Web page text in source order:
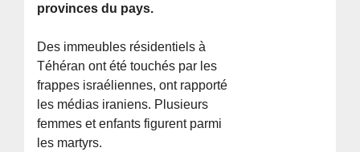
provinces du pays.
Des immeubles résidentiels à
Téhéran ont été touchés par les
frappes israéliennes, ont rapporté
les médias iraniens. Plusieurs
femmes et enfants figurent parmi
les martyrs.